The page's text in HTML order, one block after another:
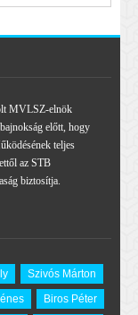
MVLSZ-elnök
előtt, hogy
teljes
az STB
biztosítja.
Szivós Márton
Biros Péter